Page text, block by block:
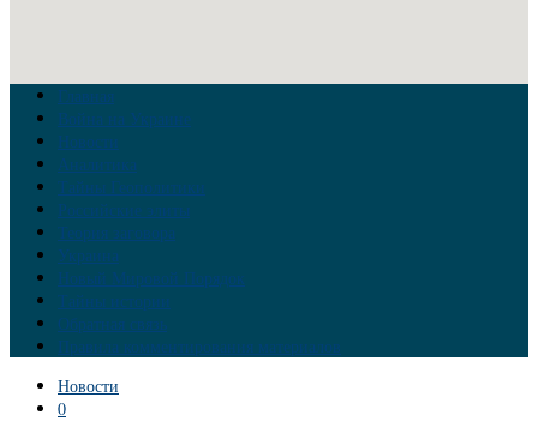
Главная
Война на Украине
Новости
Аналитика
Тайны Геополитики
Российские элиты
Теория заговора
Украина
Новый Мировой Порядок
Тайны истории
Обратная связь
Правила комментирования материалов
Новости
0